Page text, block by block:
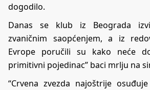
dogodilo.
Danas se klub iz Beograda
zvaničnim saopćenjem, a iz
Evrope poručili su kako neće
primitivni pojedinac” baci mrlju na
“Crvena zvezda najoštrije